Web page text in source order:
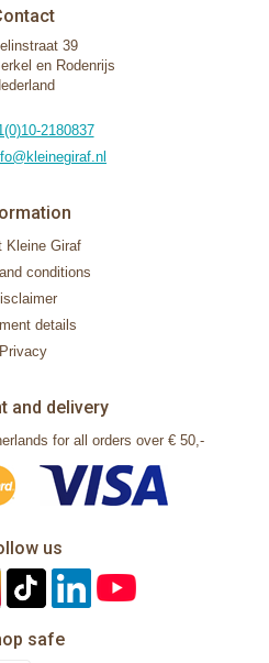
39
en Rodenrijs
2180837
Kleine Giraf
conditions
details
Privacy
and delivery
for all orders over € 50,-
us
safe